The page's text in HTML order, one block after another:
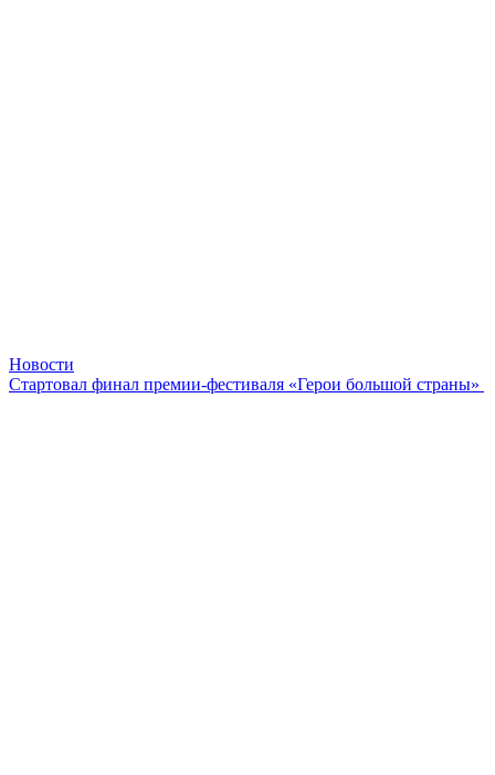
Новости
Стартовал финал премии-фестиваля «Герои большой страны»